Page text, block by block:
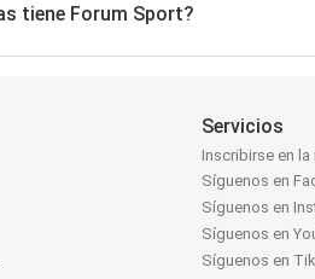
tiene Forum Sport?
Servicios
Inscribirse en
Síguenos en
Síguenos en
Síguenos en
Síguenos en